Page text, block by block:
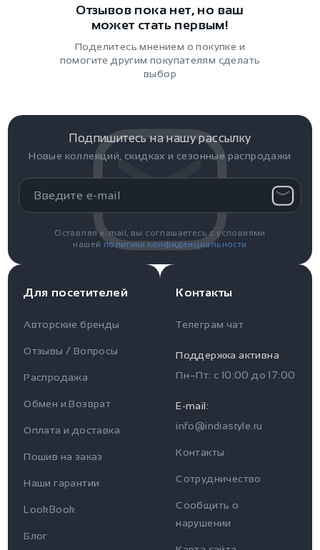
Контакты
Часы работы поддержки
Пн-Пт c 10:00 до 17:00
Telegram
Для пользователя
Информация
Наши гарантии
Контакты
Отзывов пока нет, но ваш
может стать первым!
Поделитесь мнением о покупке и
помогите другим покупателям сделать
выбор
Для посетителей
Авторские бренды
Отзывы / Вопросы
Распродажа
Обмен и Возврат
Оплата и доставка
Пошив на заказ
Наши гарантии
LookBook
Блог
Подпишитесь на нашу рассылку
Новые коллекций, скидках и сезонные распродажи
Оставляя e-mail, вы соглашаетесь с условиями
нашей политики конфиденциальности
Контакты
Телеграм чат
Поддержка активна
Пн–Пт: с 10:00 до 17:00
E-mail:
info@indiastyle.ru
Контакты
Сотрудничество
Сообщить о
нарушении